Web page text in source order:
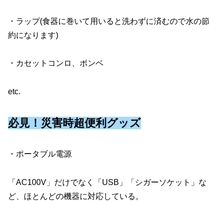
・ラップ(食器に巻いて用いると洗わずに済むので水の節
約になります)
・カセットコンロ、ボンベ
etc.
必見！災害時超便利グッズ
・ポータブル電源
「AC100V」だけでなく「USB」「シガーソケット」な
ど、ほとんどの機器に対応している。